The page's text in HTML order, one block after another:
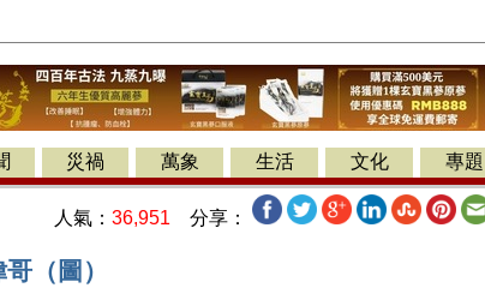
災禍 萬象 生活 文化 專題
人氣： 36,951 分享：
（圖）